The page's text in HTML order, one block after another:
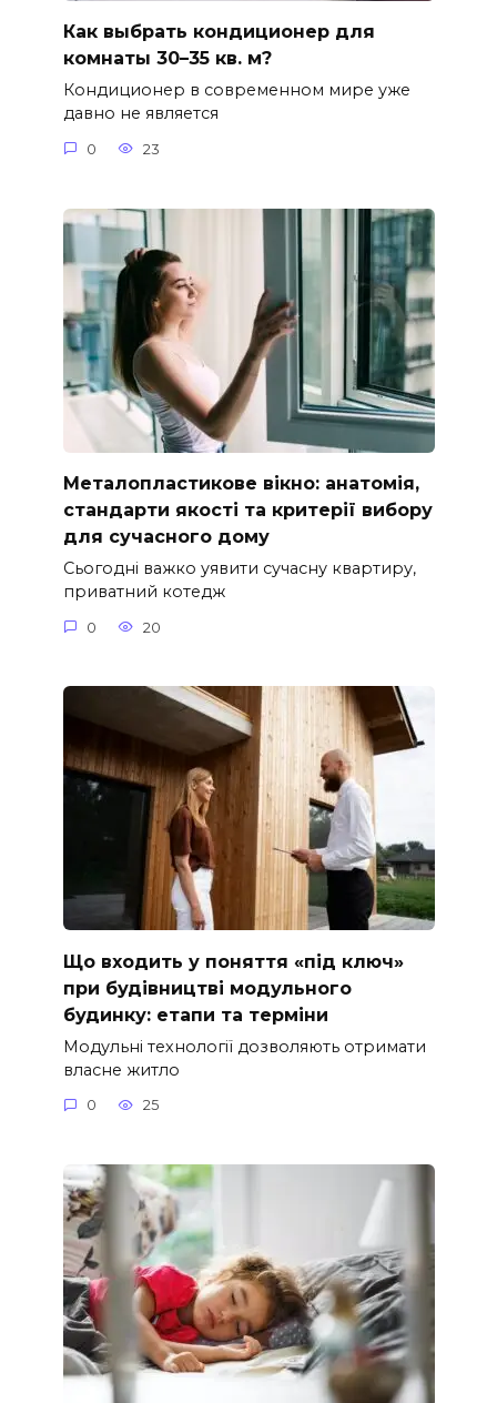
Как выбрать кондиционер для
комнаты 30–35 кв. м?
Кондиционер в современном мире уже
давно не является
0 23
Металопластикове вікно: анатомія,
стандарти якості та критерії вибору
для сучасного дому
Сьогодні важко уявити сучасну квартиру,
приватний котедж
0 20
Що входить у поняття «під ключ»
при будівництві модульного
будинку: етапи та терміни
Модульні технології дозволяють отримати
власне житло
0 25